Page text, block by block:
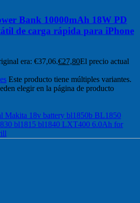
Bank 10000mAh 18W PD
de carga rápida para iPhone
era: €37,06.€27,80El precio actual
Este producto tiene múltiples variantes.
elegir en la página de producto